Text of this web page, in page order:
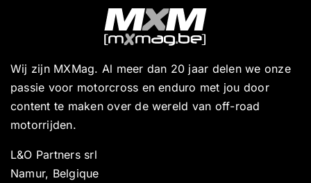
Wij zijn MXMag. Al meer dan 20 jaar delen we onze
passie voor motorcross en enduro met jou door
content te maken over de wereld van off-road
motorrijden.
L&O Partners srl
Namur, Belgique